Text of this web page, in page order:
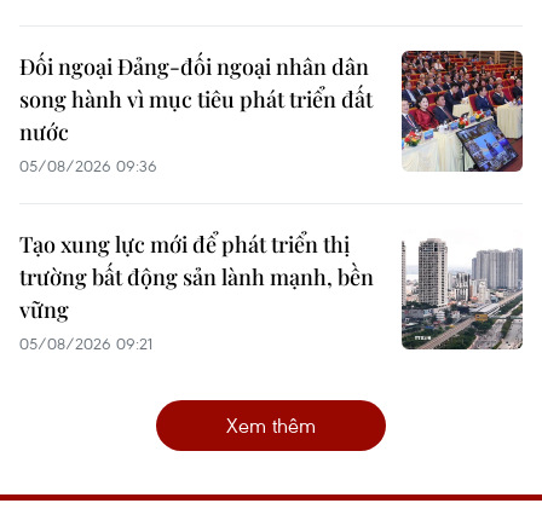
Đối ngoại Đảng-đối ngoại nhân dân
song hành vì mục tiêu phát triển đất
nước
05/08/2026 09:36
Tạo xung lực mới để phát triển thị
trường bất động sản lành mạnh, bền
vững
05/08/2026 09:21
Xem thêm